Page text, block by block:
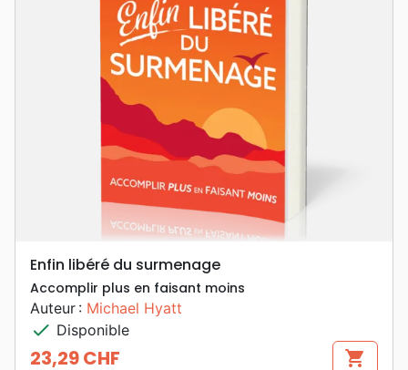
Enfin libéré du surmenage
Accomplir plus en faisant moins
Auteur : Michael Hyatt
check Disponible
23,29 CHF shopping_cart